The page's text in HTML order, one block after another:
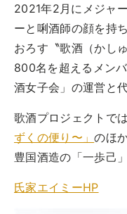
2021年2月にメジャ
ーと唎酒師の顔を持
おろす〝歌酒（かし
800名を超えるメン
酒女子会」の運営と
歌酒プロジェクトで
ずくの便り〜」のほ
豊国酒造の「一歩己
氏家エイミーHP